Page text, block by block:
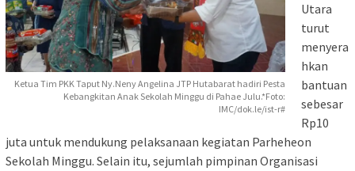
Ketua Tim PKK Taput Ny.Neny Angelina JTP Hutabarat hadiri Pesta
Kebangkitan Anak Sekolah Minggu di Pahae Julu.*Foto:
IMC/dok.le/ist-r#
Utara
turut
menyera
hkan
bantuan
sebesar
Rp10
juta untuk mendukung pelaksanaan kegiatan Parheheon
Sekolah Minggu. Selain itu, sejumlah pimpinan Organisasi